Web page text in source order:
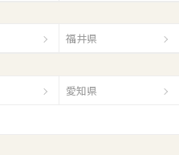
福井県
愛知県